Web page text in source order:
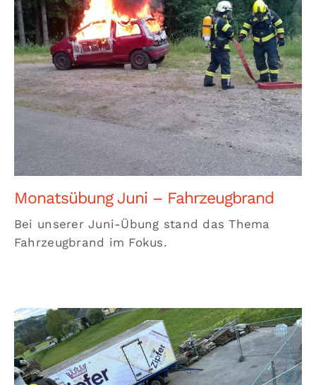
Monatsübung Juni – Fahrzeugbrand
Bei unserer Juni-Übung stand das Thema
Fahrzeugbrand im Fokus.